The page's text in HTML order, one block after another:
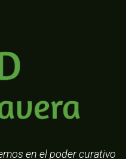
en el poder curativo